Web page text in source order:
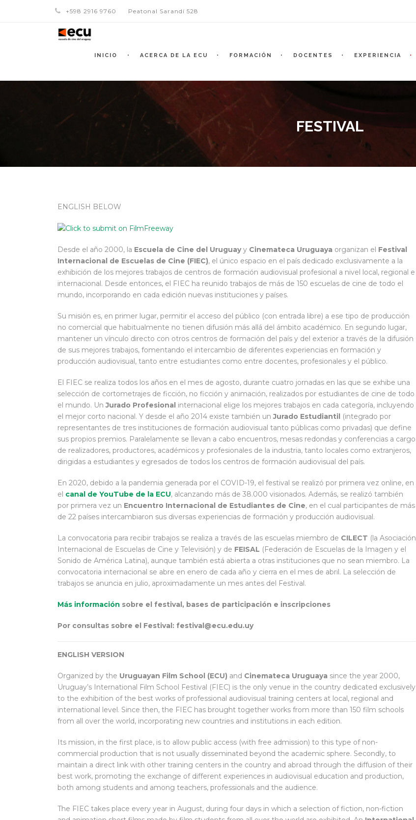
+598 2916 9760 Peatonal Sarandí 528
INICIO ACERCA DE LA ECU FORMACIÓN DOCENTES EXPERIENCIA
FESTIVAL
ENGLISH BELOW
Desde el año 2000, la Escuela de Cine del Uruguayy Cinemateca Uruguaya organizan el Festival
Internacional de Escuelas de Cine (FIEC), el único espacio en el país dedicado exclusivamente a la
exhibición de los mejores trabajos de centros de formación audiovisual profesional a nivel local, regional e
internacional. Desde entonces, el FIEC ha reunido trabajos de más de 150 escuelas de cine de todo el
mundo, incorporando en cada edición nuevas instituciones y países.
Su misión es, en primer lugar, permitir el acceso del público (con entrada libre) a ese tipo de producción
no comercial que habitualmente no tienen difusión más allá del ámbito académico. En segundo lugar,
mantener un vínculo directo con otros centros de formación del país y del exterior a través de la difusión
de sus mejores trabajos, fomentando el intercambio de diferentes experiencias en formación y
producción audiovisual, tanto entre estudiantes como entre docentes, profesionales y el público.
El FIEC se realiza todos los años en el mes de agosto, durante cuatro jornadas en las que se exhibe una
selección de cortometrajes de ficción, no ficción y animación, realizados por estudiantes de cine de todo
el mundo. UnJurado Profesional internacional elige los mejores trabajos en cada categoría, incluyendo
el mejor corto nacional. Y desde el año 2014 existe también unJurado Estudiantil (integrado por
representantes de tres instituciones de formación audiovisual tanto públicas como privadas) que define
sus propios premios. Paralelamente se llevan a cabo encuentros, mesas redondas y conferencias a cargo
de realizadores, productores, académicos y profesionales de la industria, tanto locales como extranjeros,
dirigidas a estudiantes y egresados de todos los centros de formación audiovisual del país.
En 2020, debido a la pandemia generada por el COVID-19, el festival se realizó por primera vez online, en
el canal de YouTube de la ECU, alcanzando más de 38.000 visionados. Además, se realizó también
por primera vez un Encuentro Internacional de Estudiantes de Cine, en el cual participantes de más
de 22 países intercambiaron sus diversas experiencias de formación y producción audiovisual.
La convocatoria para recibir trabajos se realiza a través de las escuelas miembro de CILECT (la Asociación
Internacional de Escuelas de Cine y Televisión) y de FEISAL (Federación de Escuelas de la Imagen y el
Sonido de América Latina), aunque también está abierta a otras instituciones que no sean miembro. La
convocatoria internacional se abre en enero de cada año y cierra en el mes de abril. La selección de
trabajos se anuncia en julio, aproximadamente un mes antes del Festival.
Más información sobre el festival, bases de participación e inscripciones
Por consultas sobre el Festival: festival@ecu.edu.uy
ENGLISH VERSION
Organized by the Uruguayan Film School (ECU) and Cinemateca Uruguaya since the year 2000,
Uruguay’s International Film School Festival (FIEC) is the only venue in the country dedicated exclusively
to the exhibition of the best works of professional audiovisual training centers at local, regional and
international level. Since then, the FIEC has brought together works from more than 150 film schools
from all over the world, incorporating new countries and institutions in each edition.
Its mission, in the first place, is to allow public access (with free admission) to this type of non-
commercial production that is not usually disseminated beyond the academic sphere. Secondly, to
maintain a direct link with other training centers in the country and abroad through the diffusion of their
best work, promoting the exchange of different experiences in audiovisual education and production,
both among students and among teachers, professionals and the audience.
The FIEC takes place every year in August, during four days in which a selection of fiction, non-fiction